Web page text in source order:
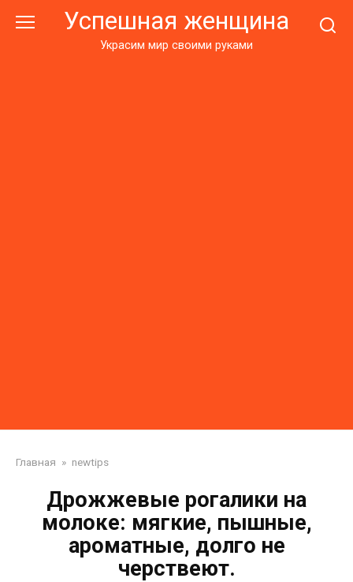
Успешная женщина
Украсим мир своими руками
Главная » newtips
Дрожжевые рогалики на
молоке: мягкие, пышные,
ароматные, долго не
черствеют.